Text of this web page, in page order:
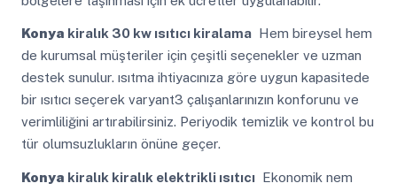
Konya kiralık 30 kw ısıtıcı kiralamaHem bireysel hem
de kurumsal müşteriler için çeşitli seçenekler ve uzman
destek sunulur. ısıtma ihtiyacınıza göre uygun kapasitede
bir ısıtıcı seçerek varyant3 çalışanlarınızın konforunu ve
verimliliğini artırabilirsiniz. Periyodik temizlik ve kontrol bu
tür olumsuzlukların önüne geçer.
Konya kiralık kiralık elektrikli ısıtıcıEkonomik nem